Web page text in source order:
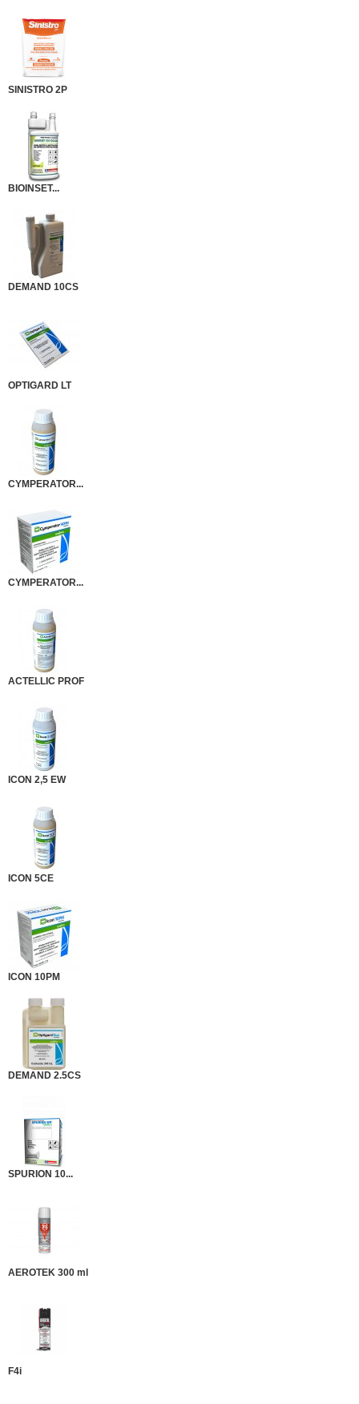
SINISTRO 2P
BIOINSET...
DEMAND 10CS
OPTIGARD LT
CYMPERATOR...
CYMPERATOR...
ACTELLIC PROF
ICON 2,5 EW
ICON 5CE
ICON 10PM
DEMAND 2.5CS
SPURION 10...
AEROTEK 300 ml
F4i